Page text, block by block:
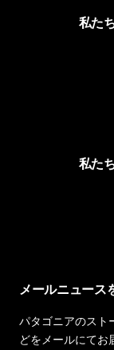
私た
私た
メールニュース
パタゴニアのスト
どをメールにてお